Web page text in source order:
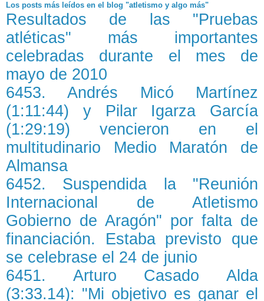
Los posts más leídos en el blog
Resultados de las "Pruebas
atléticas" más importantes
celebradas durante el mes de
mayo de 2010
6453. Andrés Micó Martínez
(1:11:44) y Pilar Igarza García
(1:29:19) vencieron en el
multitudinario Medio Maratón de
Almansa
6452. Suspendida la "Reunión
Internacional de Atletismo
Gobierno de Aragón" por falta de
financiación. Estaba previsto que
se celebrase el 24 de junio
6451. Arturo Casado Alda
(3:33.14): "Mi objetivo es ganar el